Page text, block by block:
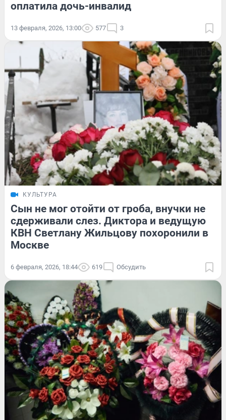
оплатила дочь-инвалид
13 февраля, 2026, 13:00 577 3
КУЛЬТУРА
Сын не мог отойти от гроба, внучки не
сдерживали слез. Диктора и ведущую
КВН Светлану Жильцову похоронили в
Москве
6 февраля, 2026, 18:44 619 Обсудить